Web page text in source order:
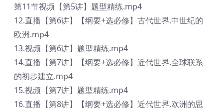
第11节视频【第5讲】题型精练.mp4
12.直播【第6讲】【纲要+选必修】古代世界.中世纪的
欧洲.mp4
13.视频【第6讲】题型精练.mp4
14.直播【第7讲】【纲要+选必修】近代世界.全球联系
的初步建立.mp4
15.视频【第7讲】题型精练.mp4
16.直播【第8讲】【纲要+选必修】近代世界.欧洲的思